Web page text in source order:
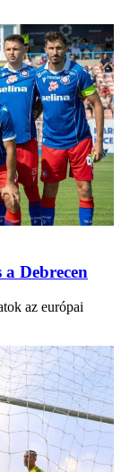
Debrecen
az európai